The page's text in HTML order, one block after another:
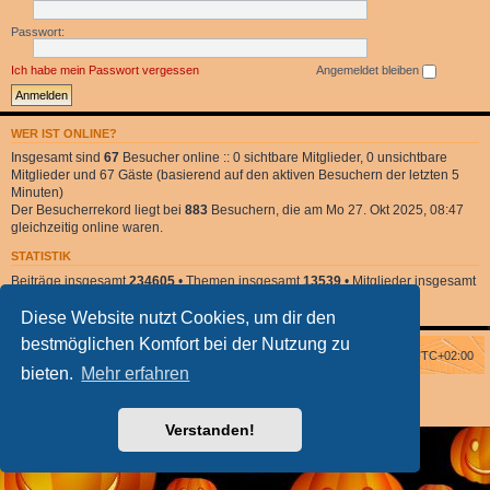
Diese Website nutzt Cookies, um dir den
bestmöglichen Komfort bei der Nutzung zu
bieten. Mehr erfahren
Verstanden!
Passwort:
Ich habe mein Passwort vergessen Angemeldet bleiben
WER IST ONLINE?
Insgesamt sind 67 Besucher online :: 0 sichtbare Mitglieder, 0 unsichtbare
Mitglieder und 67 Gäste (basierend auf den aktiven Besuchern der letzten 5
Minuten)
Der Besucherrekord liegt bei 883 Besuchern, die am Mo 27. Okt 2025, 08:47
gleichzeitig online waren.
STATISTIK
Beiträge insgesamt 234605 • Themen insgesamt 13539 • Mitglieder insgesamt
Foren-Übersicht UTC+02:00
Powered byphpBB
Deutsche Übersetzung durchphpBB.de